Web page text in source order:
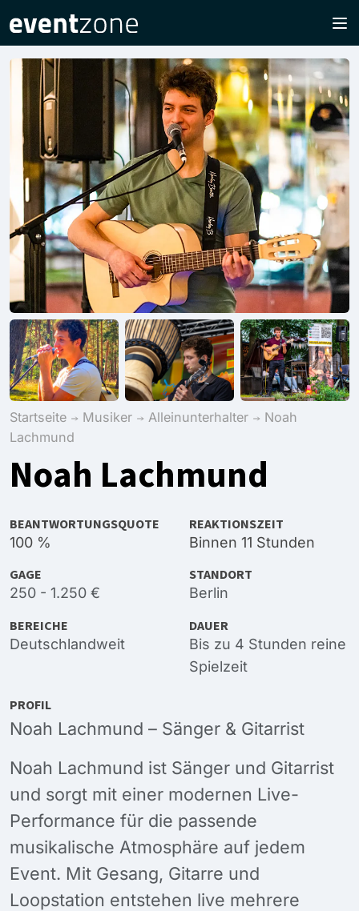
Startseite Musiker Alleinunterhalter
Noah
Lachmund
Noah Lachmund
BEANTWORTUNGSQUOTE
100 %
REAKTIONSZEIT
Binnen 11 Stunden
GAGE
250 - 1.250 €
STANDORT
Berlin
BEREICHE
Deutschlandweit
DAUER
Bis zu 4 Stunden reine
Spielzeit
PROFIL
Noah Lachmund – Sänger & Gitarrist
Noah Lachmund ist Sänger und Gitarrist
und sorgt mit einer modernen Live-
Performance für die passende
musikalische Atmosphäre auf jedem
Event. Mit Gesang, Gitarre und
Loopstation entstehen live mehrere